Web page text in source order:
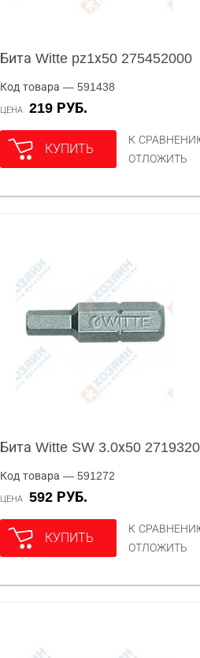
Бита Witte pz1х50 275452000
Код товара — 591438
ЦЕНА 219 РУБ.
КУПИТЬ
К
ОТЛОЖИТЬ
Бита Witte SW 3.0х50
Код товара — 591272
ЦЕНА 592 РУБ.
КУПИТЬ
К
ОТЛОЖИТЬ